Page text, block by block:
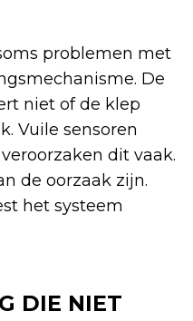
problemen met
De
niet of de klep
Vuile sensoren
dit vaak.
de oorzaak zijn.
het systeem
DIE NIET